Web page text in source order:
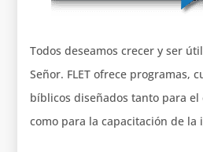
Todos deseamos crecer y ser
Señor. FLET ofrece programas,
bíblicos diseñados tanto para
como para la capacitación de la